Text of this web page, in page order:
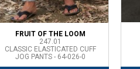
FRUIT OF THE LOOM
247.01
CLASSIC ELASTICATED CUFF
JOG PANTS - 64-026-0